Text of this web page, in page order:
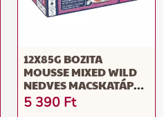
12X85G BOZITA
MOUSSE MIXED WILD
NEDVES MACSKATÁP
MIX
5 390 Ft